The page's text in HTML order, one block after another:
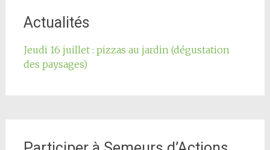
l'article
Actualités
Jeudi 16 juillet : pizzas au jardin (dégustation
des paysages)